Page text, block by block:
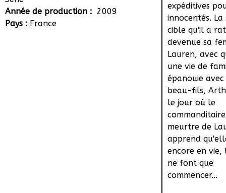
Année de production : 2009
Pays : France
expéditives
innocentés. La
cible qu'il a
devenue sa
Lauren, avec
une vie de
épanouie avec
beau-fils,
le jour où le
meurtre de
apprend
encore en vie,
ne font que
commencer...